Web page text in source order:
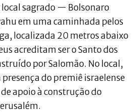
sagrado — Bolsonaro
em uma caminhada pelos
localizada 20 metros abaixo
acreditam ser o Santo dos
por Salomão. No local,
do premiê israelense
apoio à construção do